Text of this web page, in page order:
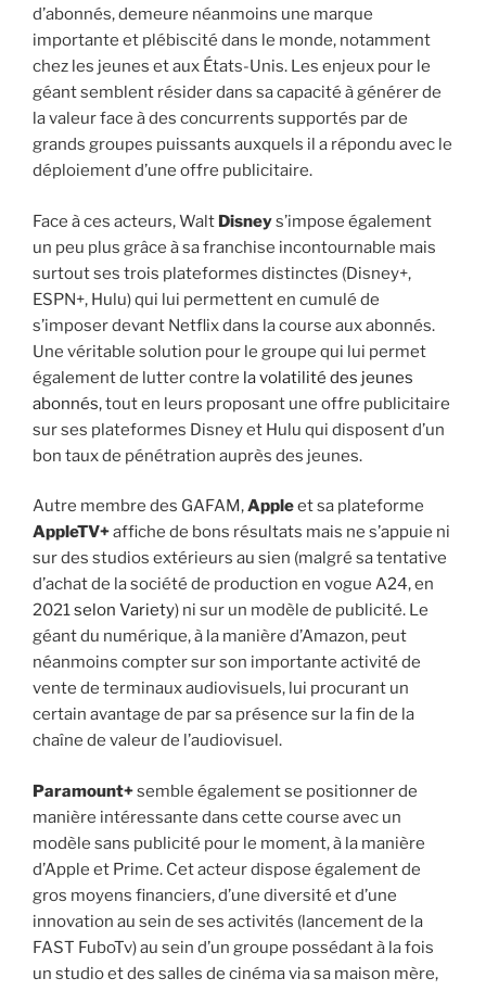
d’abonnés, demeure néanmoins une marque
importante et plébiscité dans le monde, notamment
chez les jeunes et aux États-Unis. Les enjeux pour le
géant semblent résider dans sa capacité à générer de
la valeur face à des concurrents supportés par de
grands groupes puissants auxquels il a répondu avec le
déploiement d’une offre publicitaire.
Face à ces acteurs, Walt Disneys’impose également
un peu plus grâce à sa franchise incontournable mais
surtout ses trois plateformes distinctes (Disney+,
ESPN+, Hulu) qui lui permettent en cumulé de
s’imposer devant Netflix dans la course aux abonnés.
Une véritable solution pour le groupe qui lui permet
également de lutter contre la volatilité des jeunes
abonnés,tout en leurs proposant une offre publicitaire
sur ses plateformes Disney et Hulu qui disposent d’un
bon taux de pénétration auprès des jeunes.
Autre membre des GAFAM,Appleet sa plateforme
AppleTV+affiche de bons résultats mais ne s’appuie ni
sur des studios extérieurs au sien (malgré sa tentative
d’achat de la société de production en vogue A24, en
2021selon Variety) ni sur un modèle de publicité. Le
géant du numérique, à la manière d’Amazon, peut
néanmoins compter sur son importante activité de
vente de terminaux audiovisuels, lui procurant un
certain avantage de par sa présence sur la fin de la
chaîne de valeur de l’audiovisuel.
Paramount+semble également se positionner de
manière intéressante dans cette course avec un
modèle sans publicité pour le moment, à la manière
d’Apple et Prime. Cet acteur dispose également de
gros moyens financiers, d’une diversité et d’une
innovation au sein de ses activités (lancement de la
FAST FuboTv) au sein d’un groupe possédant à la fois
un studio et des salles de cinéma via sa maison mère,